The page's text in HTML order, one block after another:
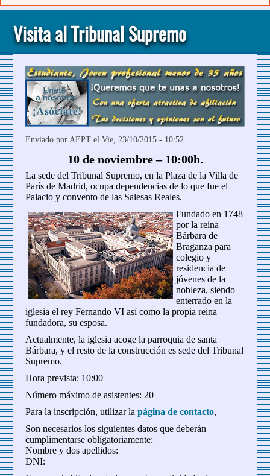
Visita al Tribunal Supremo
Enviado porAEPT el Vie, 23/10/2015 - 10:52
10 de noviembre – 10:00h.
La sede del Tribunal Supremo, en la Plaza de la Villa de
París de Madrid, ocupa dependencias de lo que fue el
Palacio y convento de las Salesas Reales.
Fundado en 1748
por la reina
Bárbara de
Braganza para
colegio y
residencia de
jóvenes de la
nobleza, siendo
enterrado en la
iglesia el rey Fernando VI así como la propia reina
fundadora, su esposa.
Actualmente, la iglesia acoge la parroquia de santa
Bárbara, y el resto de la construcción es sede del Tribunal
Supremo.
Hora prevista: 10:00
Número máximo de asistentes: 20
Para la inscripción, utilizar lapágina de contacto,
Son necesarios los siguientes datos que deberán
cumplimentarse obligatoriamente:
Nombre y dos apellidos:
DNI: